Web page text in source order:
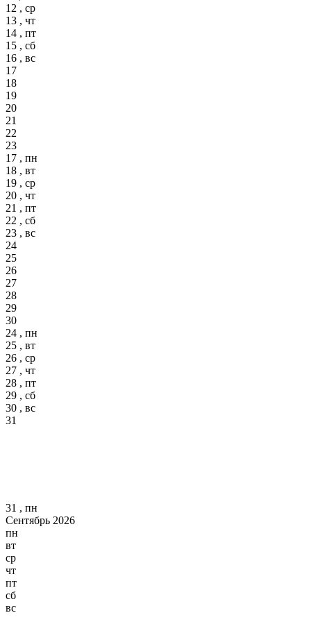
12 , ср
13 , чт
14 , пт
15 , сб
16 , вс
17
18
19
20
21
22
23
17 , пн
18 , вт
19 , ср
20 , чт
21 , пт
22 , сб
23 , вс
24
25
26
27
28
29
30
24 , пн
25 , вт
26 , ср
27 , чт
28 , пт
29 , сб
30 , вс
31
31 , пн
Сентябрь 2026
пн
вт
ср
чт
пт
сб
вс